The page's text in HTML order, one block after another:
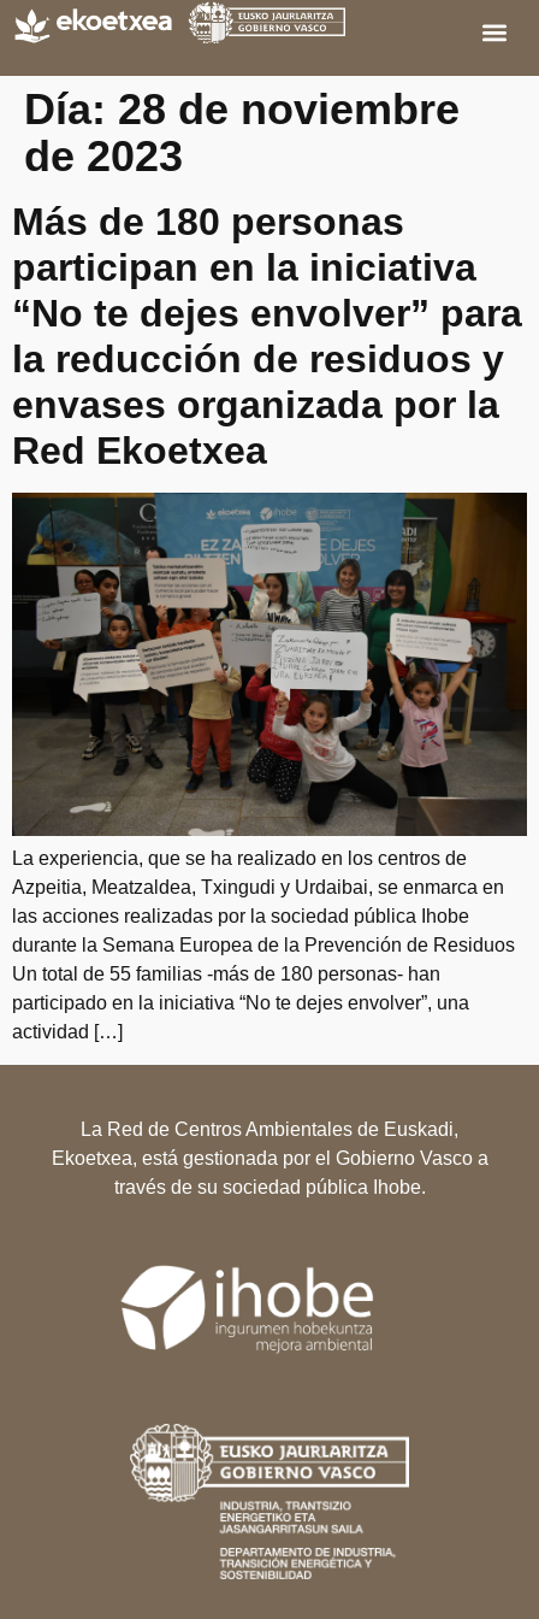
Día: 28 de noviembre
de 2023
Más de 180 personas
participan en la iniciativa
“No te dejes envolver” para
la reducción de residuos y
envases organizada por la
Red Ekoetxea
La experiencia, que se ha realizado en los centros de
Azpeitia, Meatzaldea, Txingudi y Urdaibai, se enmarca en
las acciones realizadas por la sociedad pública Ihobe
durante la Semana Europea de la Prevención de Residuos
Un total de 55 familias -más de 180 personas- han
participado en la iniciativa “No te dejes envolver”, una
actividad […]
La Red de Centros Ambientales de Euskadi,
Ekoetxea, está gestionada por el Gobierno Vasco a
través de su sociedad pública Ihobe.